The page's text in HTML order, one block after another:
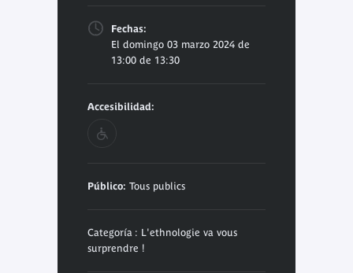
Fechas:
El domingo 03 marzo 2024 de
13:00 de 13:30
Accesibilidad:
Público: Tous publics
Categoría : L'ethnologie va vous
surprendre !